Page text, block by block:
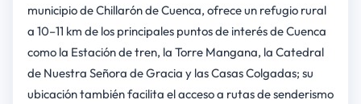
municipio de Chillarón de Cuenca, ofrece un refugio rural
a 10–11 km de los principales puntos de interés de Cuenca
como la Estación de tren, la Torre Mangana, la Catedral
de Nuestra Señora de Gracia y las Casas Colgadas; su
ubicación también facilita el acceso a rutas de senderismo